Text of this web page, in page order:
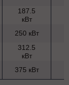
187.5
кВт
250 кВт
312.5
кВт
375 кВт